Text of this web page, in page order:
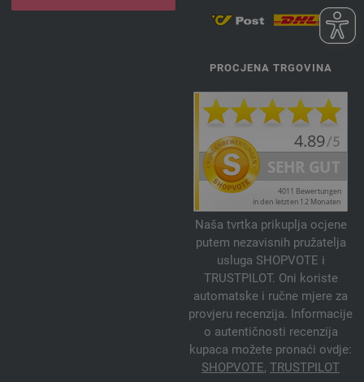
PROCJENA TRGOVINA
Naša tvrtka prikuplja ocjene
putem nezavisnih pružatelja
usluga SHOPVOTE i
TRUSTPILOT. Oni koriste
automatske i ručne mjere za
provjeru recenzija. Informacije
o autentičnosti recenzija
kupaca možete pronaći ovdje:
SHOPVOTE, TRUSTPILOT